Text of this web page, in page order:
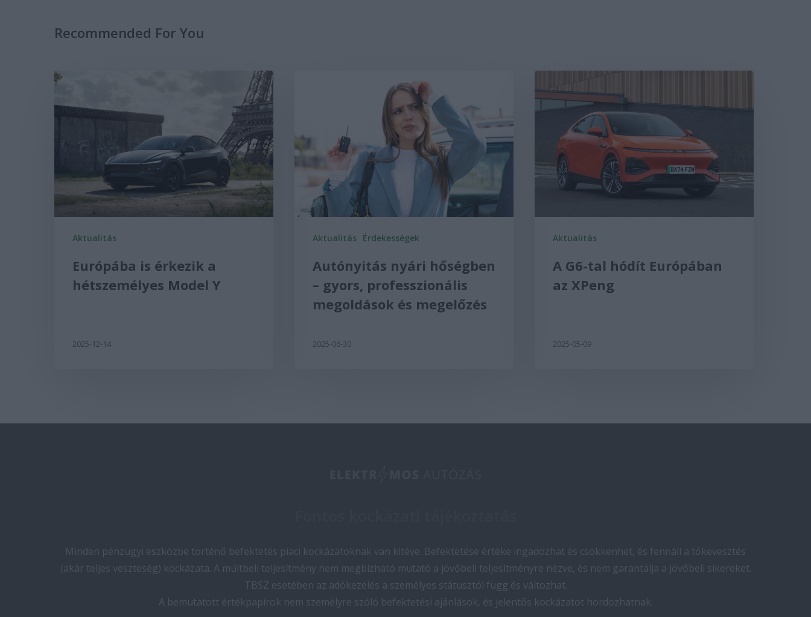
Recommended For You
Aktualitás
Európába is érkezik a
hétszemélyes Model Y
2025-12-14
Aktualitás Érdekességek
Autónyitás nyári hőségben
– gyors, professzionális
megoldások és megelőzés
2025-06-30
Aktualitás
A G6-tal hódít Európában
az XPeng
2025-05-09
Minden pénzügyi eszközbe történő befektetés piaci kockázatoknak van kitéve. Befektetése értéke ingadozhat és csökkenhet, és fennáll a tőkevesztés
(akár teljes veszteség) kockázata. A múltbeli teljesítmény nem megbízható mutató a jövőbeli teljesítményre nézve, és nem garantálja a jövőbeli sikereket.
TBSZ esetében az adókezelés a személyes státusztól függ és változhat.
A bemutatott értékpapírok nem személyre szóló befektetési ajánlások, és jelentős kockázatot hordozhatnak.